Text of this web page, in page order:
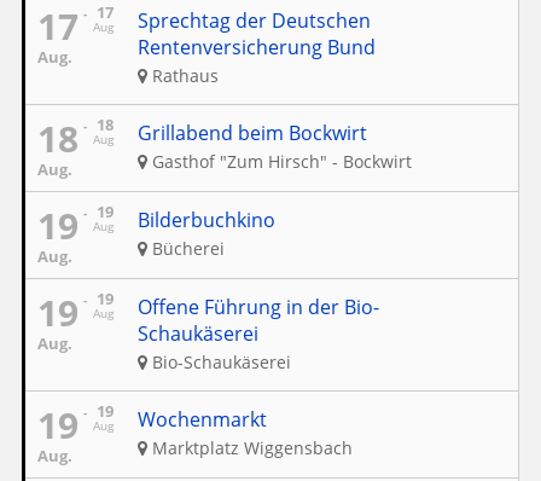
17
Aug
17
Aug.
Sprechtag der Deutschen
Rentenversicherung Bund
Rathaus
18
Aug
18
Aug.
Grillabend beim Bockwirt
Gasthof "Zum Hirsch" - Bockwirt
19
Aug
19
Aug.
Bilderbuchkino
Bücherei
19
Aug
19
Aug.
Offene Führung in der Bio-
Schaukäserei
Bio-Schaukäserei
19
Aug
19
Aug.
Wochenmarkt
Marktplatz Wiggensbach